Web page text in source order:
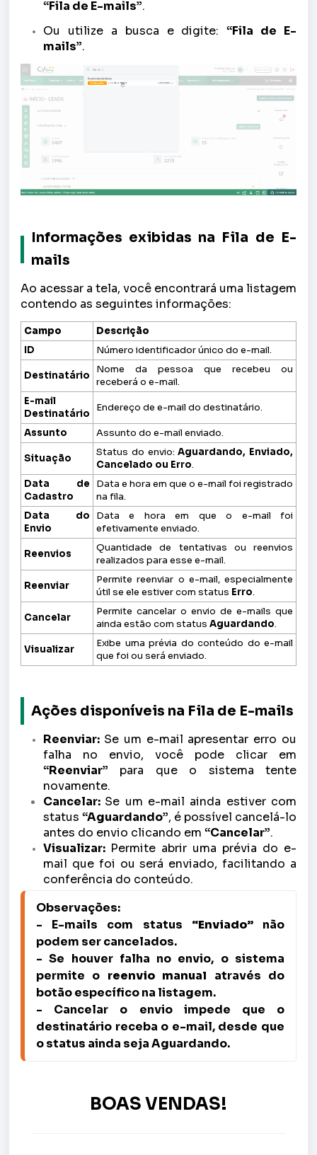
“Fila de E-mails”.
Ou utilize a busca e digite:“Fila de E-
mails”.
Informações exibidas na Fila de E-
mails
Ao acessar a tela, você encontrará uma listagem
contendo as seguintes informações:
Campo
Descrição
ID
Número identificador único do e-mail.
Destinatário
Nome da pessoa que recebeu ou
receberá o e-mail.
E-mail
Destinatário
Endereço de e-mail do destinatário.
Assunto Assunto do e-mail enviado.
Situação
Status do envio:Aguardando, Enviado,
Cancelado ou Erro.
Data de
Cadastro
Data e hora em que o e-mail foi registrado
na fila.
Data do
Envio
Data e hora em que o e-mail foi
efetivamente enviado.
Reenvios
Quantidade de tentativas ou reenvios
realizados para esse e-mail.
Reenviar
Permite reenviar o e-mail, especialmente
útil se ele estiver com status Erro.
Cancelar
Permite cancelar o envio de e-mails que
ainda estão com status Aguardando.
Visualizar
Exibe uma prévia do conteúdo do e-mail
que foi ou será enviado.
Ações disponíveis na Fila de E-mails
Reenviar: Se um e-mail apresentar erro ou
falha no envio, você pode clicar em
“Reenviar” para que o sistema tente
novamente.
Cancelar: Se um e-mail ainda estiver com
status “Aguardando”, é possível cancelá-lo
antes do envio clicando em “Cancelar”.
Visualizar: Permite abrir uma prévia do e-
mail que foi ou será enviado, facilitando a
conferência do conteúdo.
- E-mails com status “Enviado” não
podem ser cancelados.
- Se houver falha no envio, o sistema
permite o reenvio manual através do
botão específico na listagem.
- Cancelar o envio impede que o
destinatário receba o e-mail, desde que
o status ainda seja Aguardando.
BOAS VENDAS!